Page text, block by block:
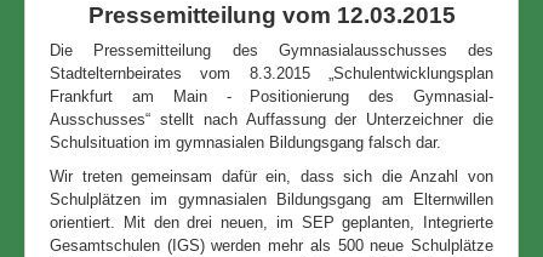
Pressemitteilung vom 12.03.2015
Die Pressemitteilung des Gymnasialausschusses des
Stadtelternbeirates vom 8.3.2015 „Schulentwicklungsplan
Frankfurt am Main - Positionierung des Gymnasial-
Ausschusses“ stellt nach Auffassung der Unterzeichner die
Schulsituation im gymnasialen Bildungsgang falsch dar.
Wir treten gemeinsam dafür ein, dass sich die Anzahl von
Schulplätzen im gymnasialen Bildungsgang am Elternwillen
orientiert. Mit den drei neuen, im SEP geplanten, Integrierte
Gesamtschulen (IGS) werden mehr als 500 neue Schulplätze